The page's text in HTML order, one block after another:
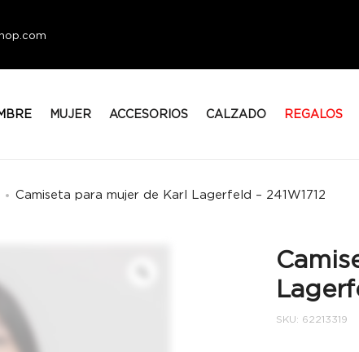
MUJER ACCESORIOS CALZADO REGALOS
Camiseta para mujer de Karl Lagerfeld – 241W1712
SKU: 62213319